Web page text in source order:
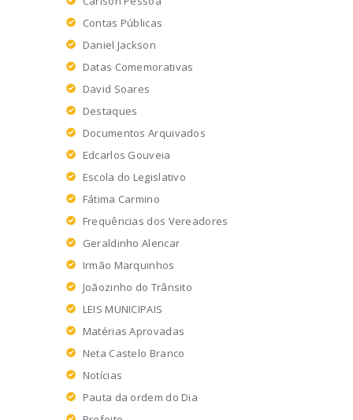
Contas Públicas
Daniel Jackson
Datas Comemorativas
David Soares
Destaques
Documentos Arquivados
Edcarlos Gouveia
Escola do Legislativo
Fátima Carmino
Frequências dos Vereadores
Geraldinho Alencar
Irmão Marquinhos
Joãozinho do Trânsito
LEIS MUNICIPAIS
Matérias Aprovadas
Neta Castelo Branco
Notícias
Pauta da ordem do Dia